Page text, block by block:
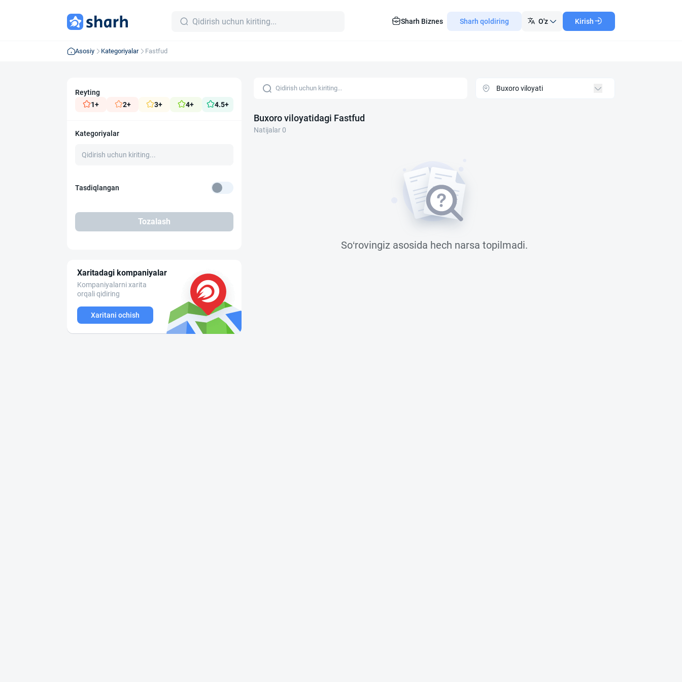
Sharh Biznes Sharh qoldiring O'z Kirish
Asosiy Kategoriyalar Fastfud
Reyting
1+
2+ 3+ 4+ 4.5+
Kategoriyalar
Tasdiqlangan
Tozalash
Xaritadagi kompaniyalar
Kompaniyalarni xarita
orqali qidiring
Xaritani ochish
Buxoro viloyatidagi Fastfud
Natijalar 0
So‘rovingiz asosida hech narsa topilmadi.